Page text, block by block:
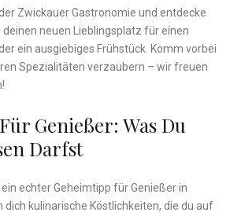
‍Zwickauer Gastronomie und entdecke
deinen‌ neuen Lieblingsplatz ⁢für ⁤einen
ein ausgiebiges Frühstück. Komm vorbei
Spezialitäten ‌verzaubern – wir ⁣freuen
Genießer: Was Du
Darfst
echter Geheimtipp für Genießer in
dich kulinarische Köstlichkeiten, die du auf